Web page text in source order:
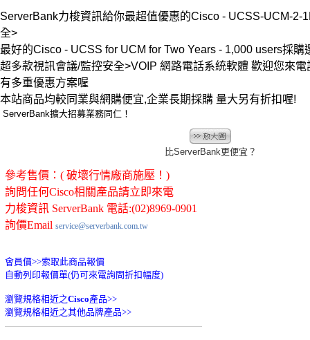
ServerBank力梭資訊給你最超值優惠的Cisco - UCSS-UCM-2-
全>
最好的Cisco - UCSS for UCM for Two Years - 1,000 users採購
超多款視訊會議/監控安全>VOIP 網路電話系統軟體 歡迎您來
有多重優惠方案喔
本站商品均較同業與網購便宜,企業長期採購 量大另有折扣喔!
ServerBank擴大招募業務同仁！
比ServerBank更便宜？
參考售價：( 破壞行情廠商施壓！)
詢問任何Cisco相關產品請立即來電
力梭資訊 ServerBank 電話:(02)8969-0901
詢價Email service@serverbank.com.tw
會員價>>索取此商品報價
自動列印報價單(仍可來電詢問折扣幅度)
瀏覽規格相近之Cisco產品>>
瀏覽規格相近之其他品牌產品>>